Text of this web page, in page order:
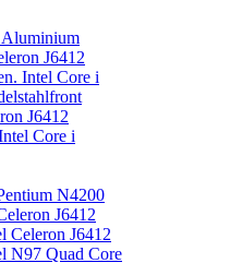
J6412
Intel Core i
J6412
Core i
N4200
J6412
J6412
N97 Quad Core